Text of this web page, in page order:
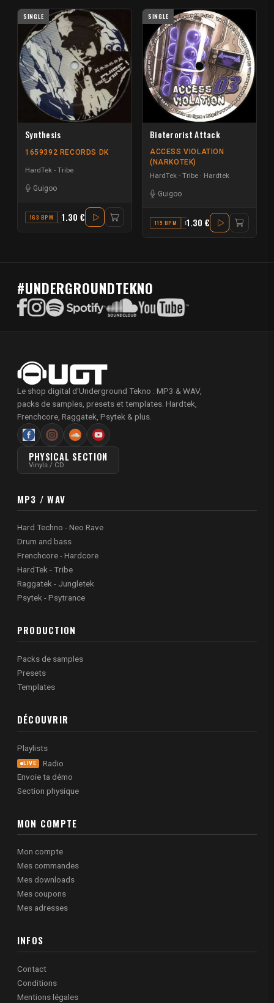
SINGLE
Synthesis
1659392 RECORDS DK
HardTek - Tribe
Guigoo
163 BPM G#
1.30 €
SINGLE
Bioterorist Attack
ACCESS VIOLATION
(NARKOTEK)
HardTek - Tribe
Hardtek
Guigoo
119 BPM B1.30 €
#UNDERGROUNDTEKNO
Le shop digital d'Underground Tekno : MP3 & WAV,
packs de samples, presets et templates. Hardtek,
Frenchcore, Raggatek, Psytek & plus.
PHYSICAL SECTION
Vinyls / CD
MP3 / WAV
Hard Techno - Neo Rave
Drum and bass
Frenchcore - Hardcore
HardTek - Tribe
Raggatek - Jungletek
Psytek - Psytrance
PRODUCTION
Packs de samples
Presets
Templates
DÉCOUVRIR
Playlists
LIVE
Radio
Envoie ta démo
Section physique
MON COMPTE
Mon compte
Mes commandes
Mes downloads
Mes coupons
Mes adresses
INFOS
Contact
Conditions
Mentions légales